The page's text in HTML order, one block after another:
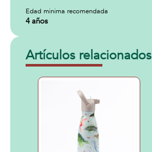
Edad minima recomendada
4 años
Artículos relacionados